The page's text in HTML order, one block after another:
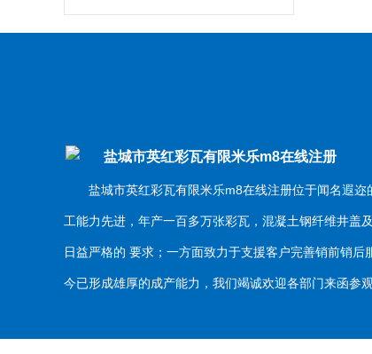
盐城市英红彩瓦有限米乐m8在线注册
盐城市英红彩瓦有限米乐m8在线注册位于闻名遐迩
工能力先进，年产一百多万张彩瓦，混凝土钢纤维井
日益严格的 要求；一方面致力于支援客户完善销前销
今已形成雄厚的成产能力，我们竭诚欢迎各部门来函